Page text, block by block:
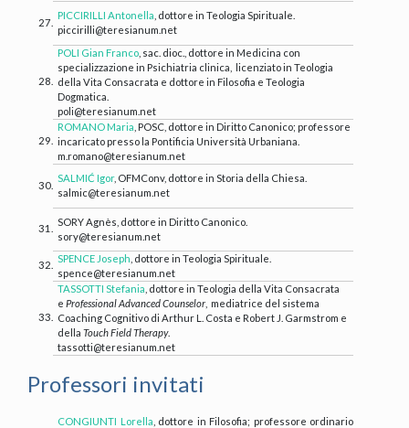
27.
PICCIRILLI Antonella , dottore in Teologia Spirituale.
piccirilli@teresianum.net
28.
POLI Gian Franco , sac. dioc., dottore in Medicina con
specializzazione in Psichiatria clinica, licenziato in Teologia
della Vita Consacrata e dottore in Filosofia e Teologia
Dogmatica.
poli@teresianum.net
29.
ROMANO Maria , POSC, dottore in Diritto Canonico; professore
incaricato presso la Pontificia Università Urbaniana.
m.romano@teresianum.net
30.
SALMIĆ Igor, OFMConv, dottore in Storia della Chiesa.
salmic@teresianum.net
31.
SORY Agnès, dottore in Diritto Canonico.
sory@teresianum.net
32.
SPENCE Joseph , dottore in Teologia Spirituale.
spence@teresianum.net
33.
TASSOTTI Stefania , dottore in Teologia della Vita Consacrata
e Professional Advanced Counselor , mediatrice del sistema
Coaching Cognitivo di Arthur L. Costa e Robert J. Garmstrom e
della Touch Field Therapy.
tassotti@teresianum.net
Professori invitati
CONGIUNTI Lorella , dottore in Filosofia; professore ordinario